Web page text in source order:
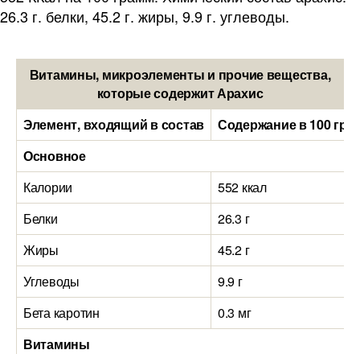
26.3 г. белки, 45.2 г. жиры, 9.9 г. углеводы.
Витамины, микроэлементы и прочие вещества,
которые содержит Арахис
Элемент, входящий в состав
Содержание в 100
Основное
Калории
552 ккал
Белки
26.3 г
Жиры
45.2 г
Углеводы
9.9 г
Бета каротин
0.3 мг
Витамины